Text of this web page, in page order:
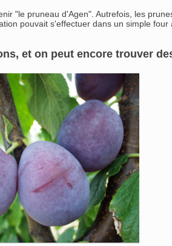
"le pruneau d'Agen". Autrefois, les
pouvait s'effectuer dans un simple
et on peut encore trouver